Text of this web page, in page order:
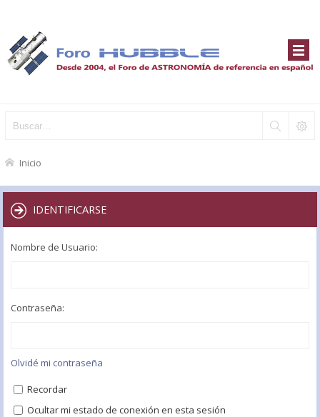
Inicio
IDENTIFICARSE
Nombre de Usuario:
Contraseña:
Olvidé mi contraseña
Recordar
Ocultar mi estado de conexión en esta sesión